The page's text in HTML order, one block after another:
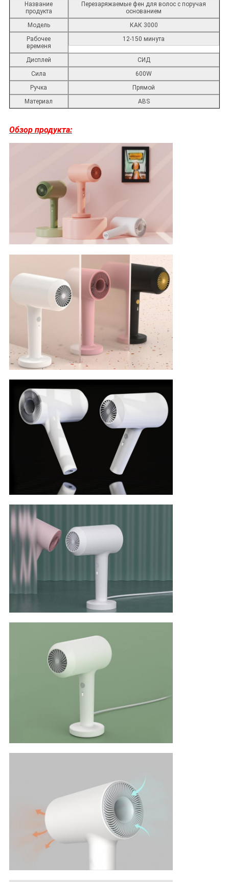
Название
продукта
Перезаряжаемые фен для волос с поручая
основанием
Модель
КАК 3000
Рабочее
временя
12-150 минута
Дисплей
СИД
Сила
600W
Ручка
Прямой
Материал
ABS
Обзор продукта: